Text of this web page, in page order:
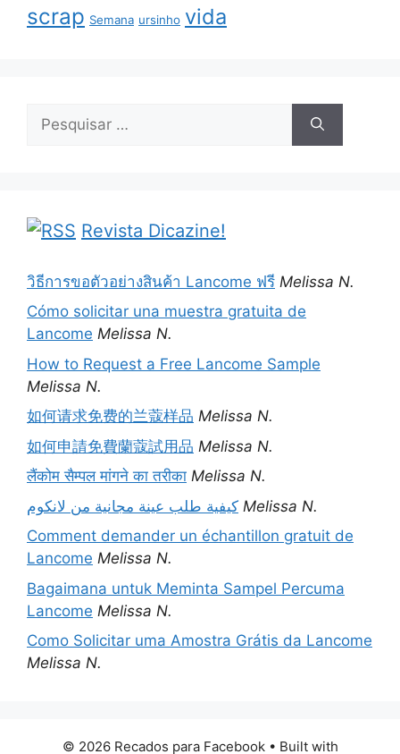
scrap Semana ursinho vida
por:
Revista Dicazine!
วิธีการขอตัวอย่างสินค้า Lancome ฟรี Melissa N.
Cómo solicitar una muestra gratuita de
Lancome Melissa N.
How to Request a Free Lancome Sample
Melissa N.
如何请求免费的兰蔻样品 Melissa N.
如何申請免費蘭蔻試用品 Melissa N.
लैंकोम सैम्पल मांगने का तरीका Melissa N.
كيفية طلب عينة مجانية من لانكوم Melissa N.
Comment demander un échantillon gratuit de
Lancome Melissa N.
Bagaimana untuk Meminta Sampel Percuma
Lancome Melissa N.
Como Solicitar uma Amostra Grátis da Lancome
Melissa N.
© 2026 Recados para Facebook• Built with